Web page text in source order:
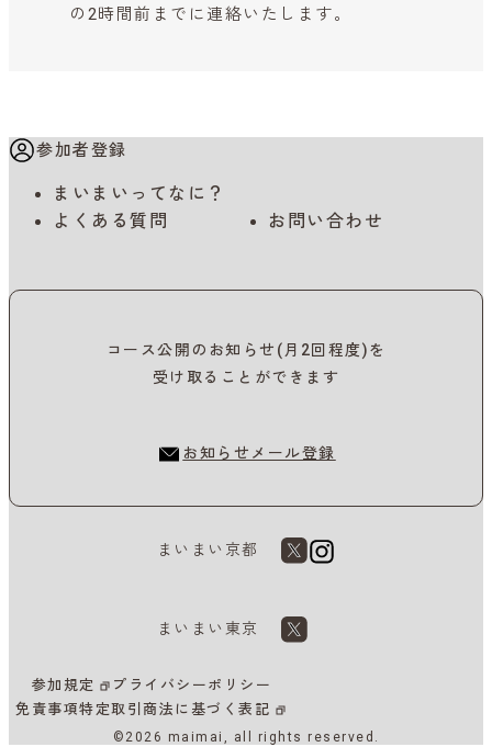
の2時間前までに連絡いたします。
参加者登録
まいまいってなに？
よくある質問
お問い合わせ
コース公開のお知らせ(月2回程度)を
受け取ることができます
お知らせメール登録
まいまい京都
まいまい東京
参加規定
プライバシーポリシー
免責事項特定取引商法に基づく表記
©2026 maimai, all rights reserved.